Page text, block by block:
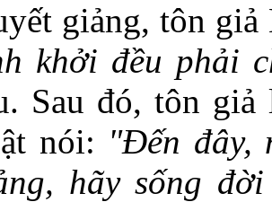
giảng, tôn
khởi đều phải
Sau đó, tôn
nói: "Ðến đây,
hãy sống